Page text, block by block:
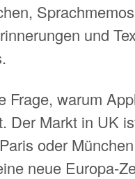
und
Frage, warum
Der Markt in UK
oder
neue Europa-